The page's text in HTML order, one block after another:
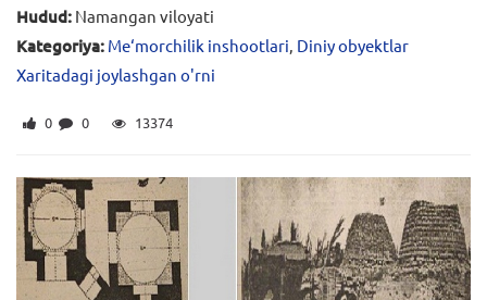
Hudud: Namangan viloyati
Kategoriya: Me‘morchilik inshootlari, Diniy obyektlar
Xaritadagi joylashgan o'rni
0 0 13374